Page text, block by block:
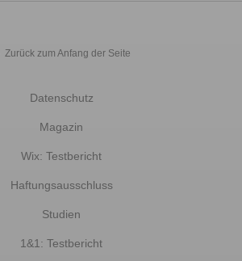
Zurück zum Anfang der Seite
Datenschutz
Magazin
Wix: Testbericht
Haftungsausschluss
Studien
1&1: Testbericht